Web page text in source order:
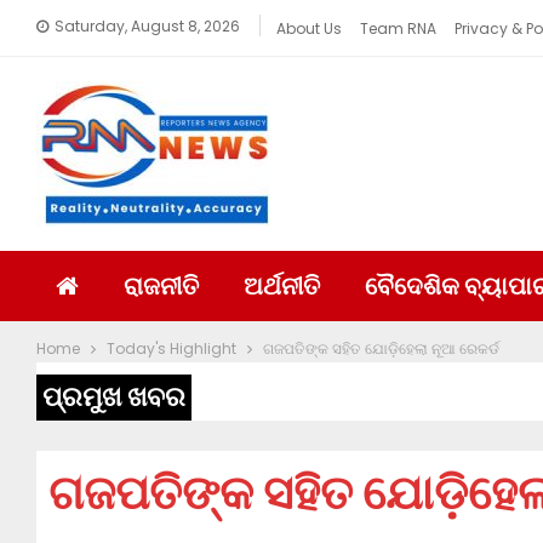
Saturday, August 8, 2026 About Us Team RNA Privacy &
ରାଜନୀତି ଅର୍ଥନୀତି ବୈଦେଶିକ
Home Today's Highlight ଗଜପତିଙ୍କ ସହିତ ଯୋଡ଼ିହେଲା ନୂଆ ରେକର୍ଡ
ପ୍ରମୁଖ ଖବର
ଗଜପତିଙ୍କ ସହିତ